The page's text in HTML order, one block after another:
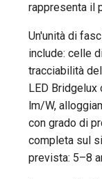
rappresenta il
Un'unità di
include: celle
tracciabilità
LED
lm/W,
con grado di
completa sul
prevista: 5–8